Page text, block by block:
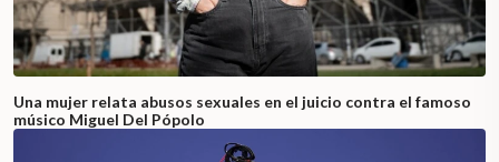
Una mujer relata abusos sexuales en el juicio contra el famoso
músico Miguel Del Pópolo